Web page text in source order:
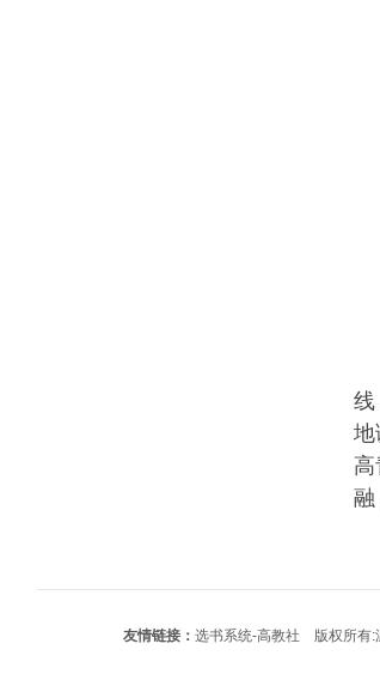
线
地
融
友情链接： 选书系统-高教社 版权所有: